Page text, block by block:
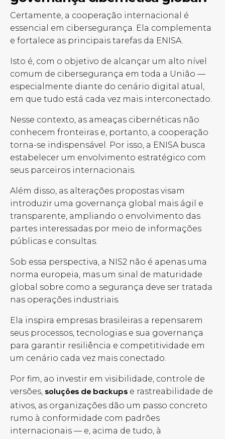
Certamente, a cooperação internacional é
essencial em cibersegurança. Ela complementa
e fortalece as principais tarefas da ENISA.
Isto é, com o objetivo de alcançar um alto nível
comum de cibersegurança em toda a União —
especialmente diante do cenário digital atual,
em que tudo está cada vez mais interconectado.
Nesse contexto, as ameaças cibernéticas não
conhecem fronteiras e, portanto, a cooperação
torna-se indispensável. Por isso, a ENISA busca
estabelecer um envolvimento estratégico com
seus parceiros internacionais.
Além disso, as alterações propostas visam
introduzir uma governança global mais ágil e
transparente, ampliando o envolvimento das
partes interessadas por meio de informações
públicas e consultas.
Sob essa perspectiva, a NIS2 não é apenas uma
norma europeia, mas um sinal de maturidade
global sobre como a segurança deve ser tratada
nas operações industriais.
Ela inspira empresas brasileiras a repensarem
seus processos, tecnologias e sua governança
para garantir resiliência e competitividade em
um cenário cada vez mais conectado.
Por fim, ao investir em visibilidade, controle de
versões, soluções de backups e rastreabilidade de
ativos, as organizações dão um passo concreto
rumo à conformidade com padrões
internacionais — e, acima de tudo, à